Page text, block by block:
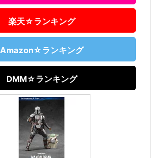
楽天☆ランキング
Amazon☆ランキング
DMM☆ランキング